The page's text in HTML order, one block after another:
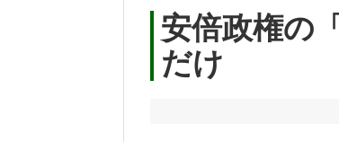
安倍政権の
だけ